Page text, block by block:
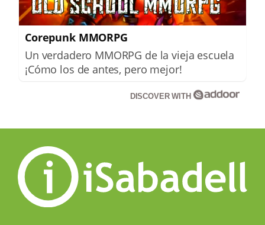
Corepunk MMORPG
Un verdadero MMORPG de la vieja escuela
¡Cómo los de antes, pero mejor!
DISCOVER WITH